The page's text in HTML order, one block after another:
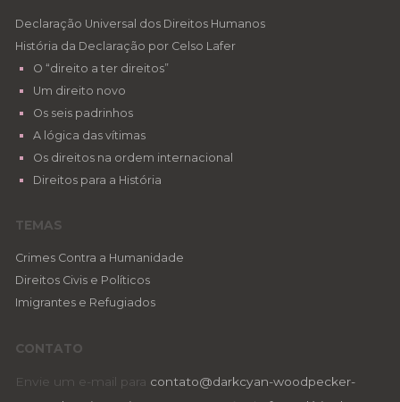
Declaração Universal dos Direitos Humanos
História da Declaração por Celso Lafer
O “direito a ter direitos”
Um direito novo
Os seis padrinhos
A lógica das vítimas
Os direitos na ordem internacional
Direitos para a História
TEMAS
Crimes Contra a Humanidade
Direitos Civis e Políticos
Imigrantes e Refugiados
CONTATO
Envie um e-mail para contato@darkcyan-woodpecker-